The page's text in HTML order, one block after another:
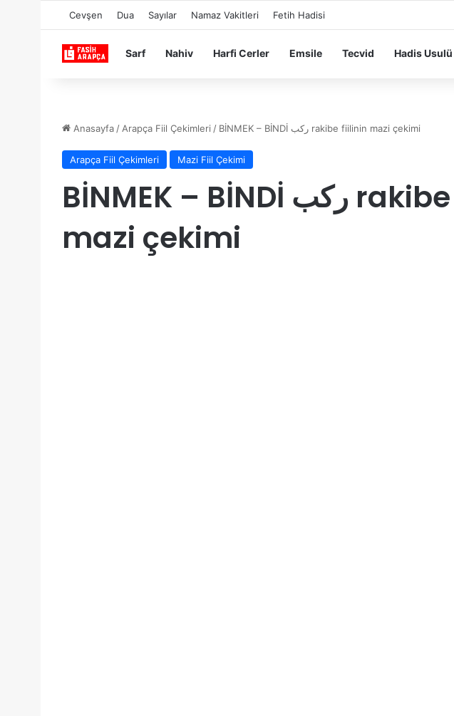
Cevşen Dua Sayılar Namaz Vakitleri Fetih Hadisi
Sarf Nahiv Harfi Cerler Emsile Tecvid Hadis Usulü
Anasayfa / Arapça Fiil Çekimleri / BİNMEK – BİNDİ ركب rakibe fiilinin mazi çekimi
Arapça Fiil Çekimleri Mazi Fiil Çekimi
BİNMEK – BİNDİ ركب rakibe fiilinin
mazi çekimi